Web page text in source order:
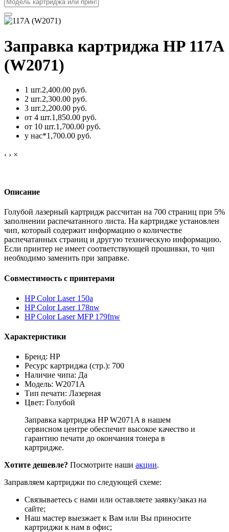
Заправка картриджа HP 117A
(W2071)
1 шт.2,400.00 руб.
2 шт.2,300.00 руб.
3 шт.2,200.00 руб.
от 4 шт.1,850.00 руб.
от 10 шт.1,700.00 руб.
у нас*1,700.00 руб.
‹ › ×
Описание
Голубой лазерный картридж рассчитан на 700 страниц при 5%
заполнении распечатанного листа. На картридже установлен
чип, который содержит информацию о количестве
распечатанных страниц и другую техническую информацию.
Если принтер не имеет соответствующей прошивки, то чип
необходимо заменить при заправке.
Совместимость с принтерами
HP Color Laser 150a
HP Color Laser 178nw
HP Color Laser MFP 179fnw
Характеристики
Бренд: HP
Ресурс картриджа (стр.): 700
Наличие чипа: Да
Модель: W2071A
Тип печати: Лазерная
Цвет: Голубой
Заправка картриджа HP W2071A в нашем
сервисном центре обеспечит высокое качество и
гарантию печати до окончания тонера в
картридже.
Хотите дешевле? Посмотрите наши акции.
Заправляем картриджи по следующей схеме:
Связываетесь с нами или оставляете заявку/заказ на
сайте;
Наш мастер выезжает к Вам или Вы приносите
картриджи к нам в офис;